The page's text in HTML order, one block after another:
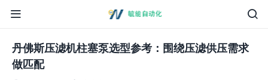
丹佛斯压滤机柱塞泵选型参考：围绕压滤供压需求
做匹配